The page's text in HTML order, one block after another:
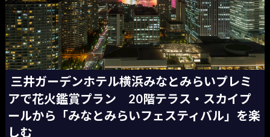
三井ガーデンホテル横浜みなとみらいプレミ
アで花火鑑賞プラン 20階テラス・スカイプ
ールから「みなとみらいフェスティバル」を楽
しむ